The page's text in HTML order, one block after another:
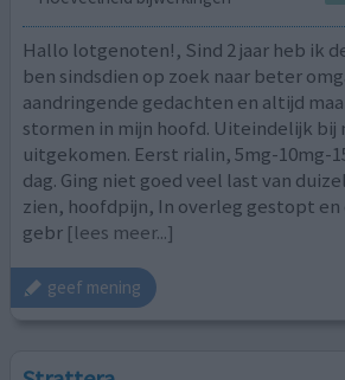
Hallo lotgenoten!, Sind 2 jaar heb ik
ben sindsdien op zoek naar beter
aandringende gedachten en altijd
stormen in mijn hoofd. Uiteindelijk bij
uitgekomen. Eerst rialin, 5mg-10mg-
dag. Ging niet goed veel last van
zien, hoofdpijn, In overleg gestopt en
gebr [lees meer...]
geef mening